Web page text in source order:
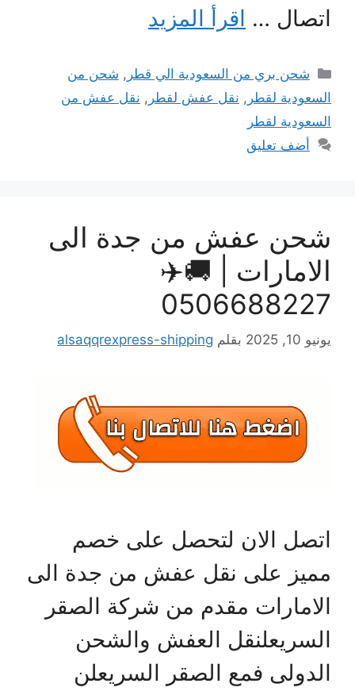
… اقرأ المزيد
التصنيفات
شحن بري من السعودية الي قطر ,شحن من
لقطر ,نقل عفش لقطر ,نقل عفش من
لقطر
أضف تعليق
عفش من جدة الى
| 🚚✈️
10, 2025 بقلم alsaqqrexpress-shipping
الان لتحصل على خصم
على نقل عفش من جدة الى
مقدم من شركة الصقر
العفش والشحن
فمع الصقر السريعلن